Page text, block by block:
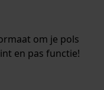
om je pols
en pas functie!